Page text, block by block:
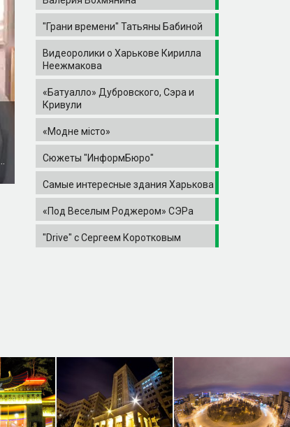
"Грани времени" Татьяны Бабиной
Видеоролики о Харькове Кирилла
Неежмакова
«Батуалло» Дубровского, Сэра и
Кривули
«Модне місто»
Сюжеты "ИнформБюро"
Самые интересные здания Харькова
«Под Веселым Роджером» СЭРа
"Drive" с Сергеем Коротковым